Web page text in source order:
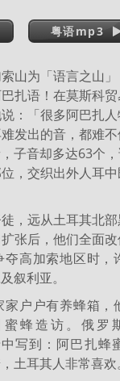
粤语mp3
山为「语言之山
扎语！在莫斯科
：「很多阿巴扎
发出的音，都难
子音却多达63个
，交织出外人耳
，远从土耳其北部
张后，他们全面
夺高加索地区时，
叙利亚。
家户户有养蜂箱，
蜂造访。俄罗
写到：阿巴扎蜂
土耳其人非常喜欢。